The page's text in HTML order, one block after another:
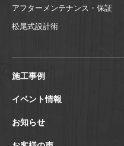
アフターメンテナンス・保証
松尾式設計術
施工事例
イベント情報
お知らせ